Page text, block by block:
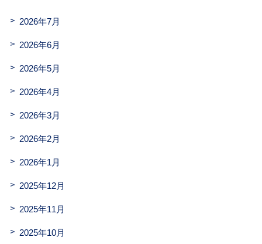
2026年7月
2026年6月
2026年5月
2026年4月
2026年3月
2026年2月
2026年1月
2025年12月
2025年11月
2025年10月